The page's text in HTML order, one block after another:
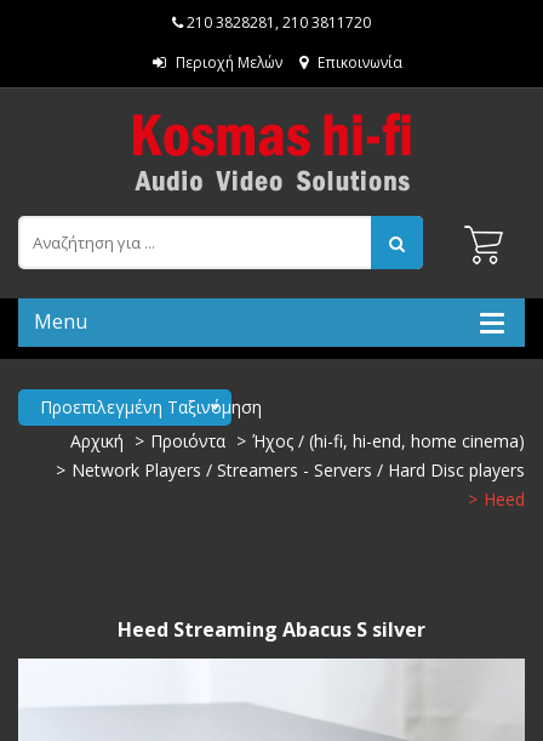
210 3828281 ,210 3811720
Περιοχή Μελών
Επικοινωνία
Menu
Προεπιλεγμένη Ταξινόμηση
Αρχική
Προιόντα
Ήχος / (hi-fi, hi-end, home cinema)
Network Players / Streamers - Servers / Hard Disc players
Heed
Heed Streaming Abacus S silver